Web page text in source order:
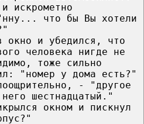
искрометно
что бы Вы хотели
окно и убедился, что
человека нигде не
тоже сильно
"номер у дома есть?"
- "другое
шестнадцатый."
окном и пискнул